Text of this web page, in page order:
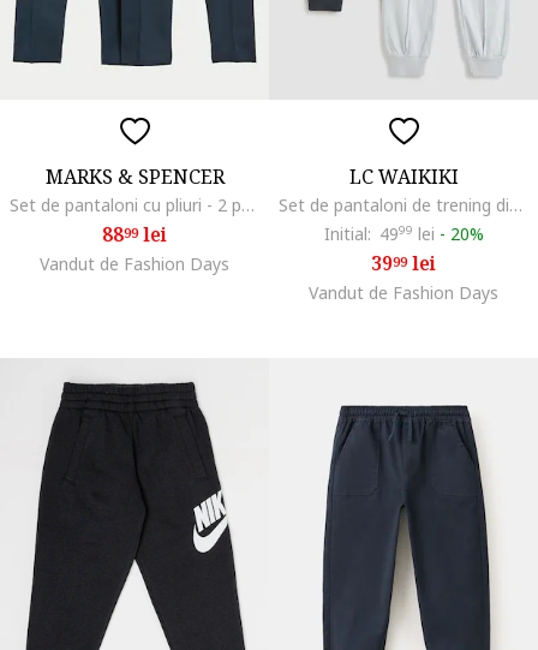
MARKS & SPENCER
Set de pantaloni cu pliuri - 2 perechi, Bleumarin
8899lei
Vandut de Fashion Days
LC WAIKIKI
Set de pantaloni de trening din bumbac cu snur - 2 piese, Gri deschis/Gri inchis
Initial: 4999 lei - 20%
3999lei
Vandut de Fashion Days